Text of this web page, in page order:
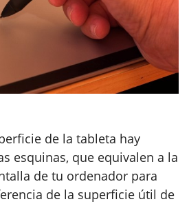
de la tableta hay
esquinas, que equivalen a la
de tu ordenador para
de la superficie útil de